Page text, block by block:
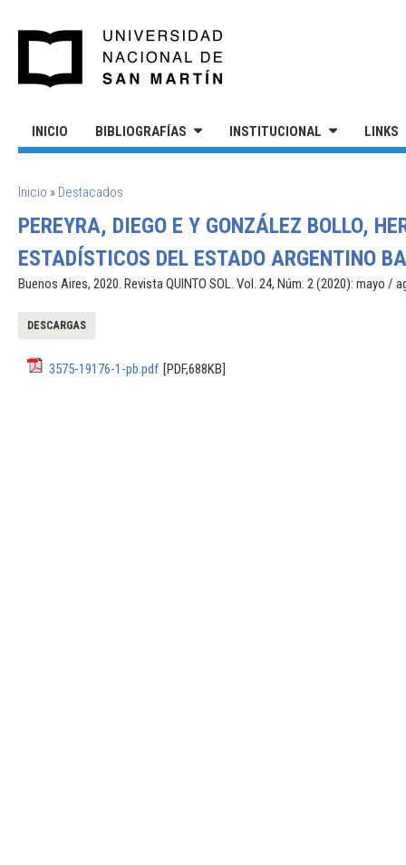
INICIO BIBLIOGRAFÍAS INSTITUCIONAL LINKS
SE ENCUENTRA USTED AQUÍ
Inicio » Destacados
PEREYRA, DIEGO E Y GONZÁLEZ BOLLO,
ESTADÍSTICOS DEL ESTADO ARGENTINO
Buenos Aires, 2020. Revista QUINTO SOL. Vol. 24, Núm. 2 (2020): mayo /
DESCARGAS
3575-19176-1-pb.pdf [PDF,688KB]